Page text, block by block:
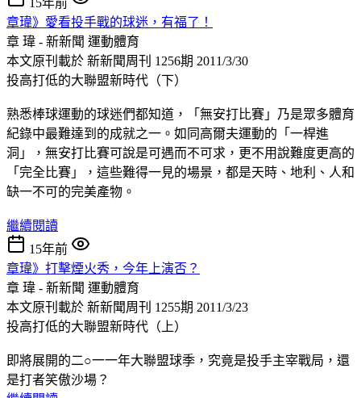
章瑋》愛看投手戰的球迷，有福了！
章 瑋 - 新新聞 運動體育
本文原刊載於 新新聞周刊 1256期 2011/3/30
投高打低的大聯盟新時代（下）
熟悉棒球運動的球迷們都知道，「無安打比賽」乃是眾多體育
紀錄中最難達到的成就之一。如同高爾夫運動的「一桿進
洞」，無安打比賽可說是可遇而不可求，更不用說難度更高的
「完全比賽」，這些難得一見的場景，都是天時、地利、人和
缺一不可的完美產物。
繼續閱讀
15年前
章瑋》打擊煙火秀，今年上演否？
章 瑋 - 新新聞 運動體育
本文原刊載於 新新聞周刊 1255期 2011/3/23
投高打低的大聯盟新時代（上）
即將展開的二○一一年大聯盟球季，究竟是投手主宰戰局，還
是打者笑傲沙場？